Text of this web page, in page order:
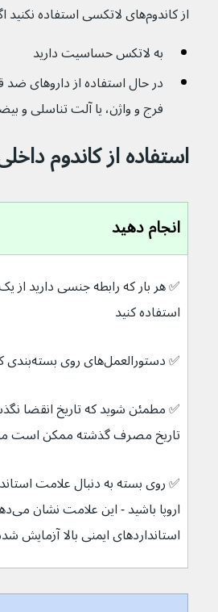
از کاندوم‌های لاتکسی استفاده نکنید اگر:
به لاتکس حساسیت دارید
در حال استفاده از داروهای
فرج و واژن، یا آلت تناسلی و بیضه‌ها
استفاده از کاندوم
انجام دهید
✅ هر بار که رابطه جنسی دارید از
استفاده کنید
✅ دستورالعمل‌های روی بسته‌بندی کاندوم را دنبال کنید
✅ مطمئن شوید که تاریخ انقضا
تاریخ مصرف گذشته ممکن است
✅
استانداردهای ایمنی بالا آزمایش